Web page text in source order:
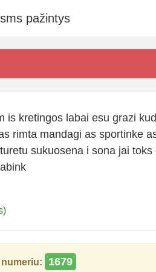
pažintys
is kretingos labai esu grazi
rimta mandagi as sportinke
sukuosena i sona jai toks
numeriu: 1679